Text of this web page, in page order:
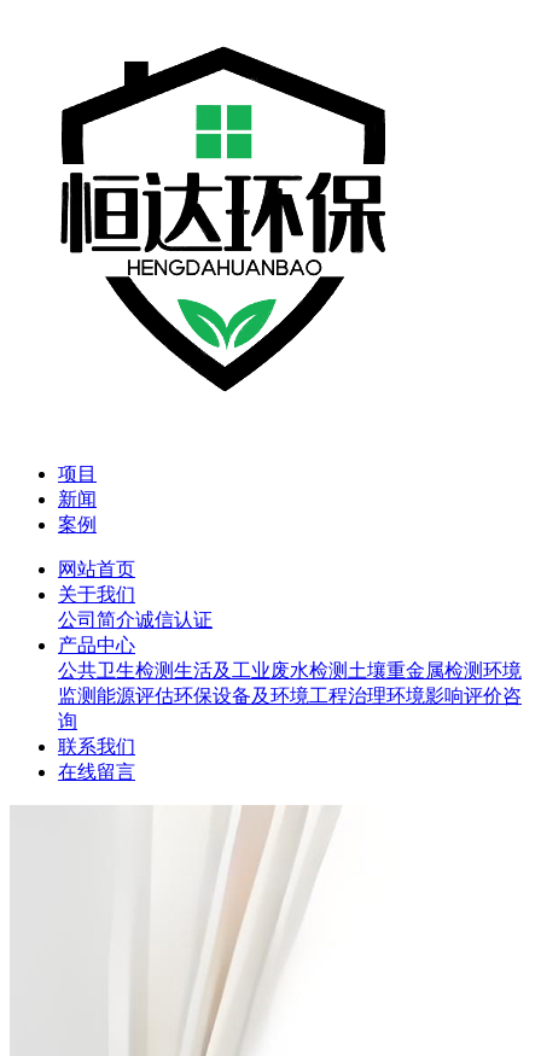
项目
新闻
案例
网站首页
关于我们
公司简介诚信认证
产品中心
公共卫生检测生活及工业废水检测 土壤重金属检测环境
监测能源评估环保设备及环境工程治理环境影响评价咨
询
联系我们
在线留言